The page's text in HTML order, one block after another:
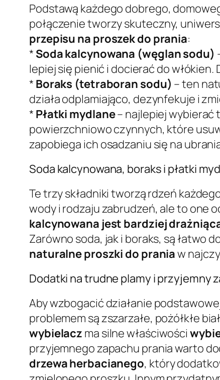
Podstawą każdego dobrego,
połączenie tworzy skuteczny,
przepisu na proszek do prania:
* Soda kalcynowana (węglan sodu)
lepiej się pienić i docierać do włókien.
* Boraks (tetraboran sodu) – ten
działa odplamiająco, dezynfekuje i
* Płatki mydlane– najlepiej wybierać
powierzchniowo czynnych, które
zapobiega ich osadzaniu się na
Soda kalcynowana, boraks i płatki
Te trzy składniki tworzą rdzeń
wody i rodzaju zabrudzeń, ale to one
kalcynowana jest bardziej
Zarówno soda, jak i boraks, są łatwo
naturalne proszki do praniaw
Dodatki na trudne plamy i przyjemny
Aby wzbogacić działanie
problemem są zszarzałe, pożółkłe
wybielacz ma silne właściwości
przyjemnego zapachu prania warto
drzewa herbacianego, który